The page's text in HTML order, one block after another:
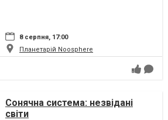
8 серпня, 17:00
Планетарій Noosphere
Сонячна система: незвідані
світи